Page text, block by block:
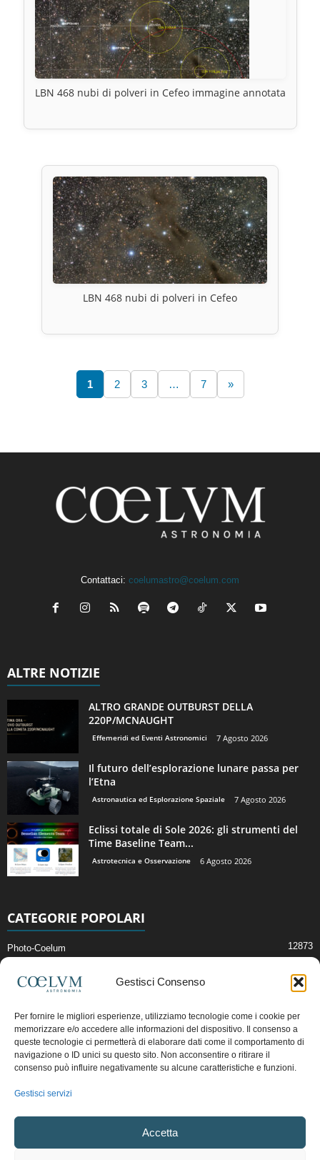
Gestisci Consenso
Per fornire le migliori esperienze, utilizziamo tecnologie come i cookie per
memorizzare e/o accedere alle informazioni del dispositivo. Il consenso a
queste tecnologie ci permetterà di elaborare dati come il comportamento di
navigazione o ID unici su questo sito. Non acconsentire o ritirare il
consenso può influire negativamente su alcune caratteristiche e funzioni.
Gestisci servizi
Accetta
LBN 468 nubi di polveri in Cefeo immagine annotata
LBN 468 nubi di polveri in Cefeo
1 2 3 … 7 »
Contattaci: coelumastro@coelum.com
ALTRE NOTIZIE
ALTRO GRANDE OUTBURST DELLA
220P/MCNAUGHT
Effemeridi ed Eventi Astronomici 7 Agosto 2026
Il futuro dell’esplorazione lunare passa per
l’Etna
Astronautica ed Esplorazione Spaziale 7 Agosto 2026
Eclissi totale di Sole 2026: gli strumenti del
Time Baseline Team...
Astrotecnica e Osservazione 6 Agosto 2026
CATEGORIE POPOLARI
Photo-Coelum 12873
News di Astronomia 2411
Cielo del Mese
Astronomia, Astrofisica e Cosmologia
Articoli e Risorse On-Line
Copyright © 1997 - 2024 vietata la riproduzione.